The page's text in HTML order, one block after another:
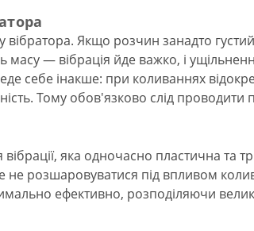
вібратора. Якщо розчин занадто
масу — вібрація йде важко, і
себе інакше: при коливаннях
Тому обов'язково слід проводити
яка одночасно пластична та
не розшаровуватися під впливом
ефективно, розподіляючи